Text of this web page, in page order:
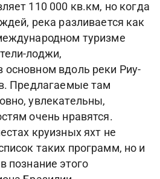
110 000 кв.км, но когда
река разливается как
туризме
лоджи,
основном вдоль реки Риу-
Предлагаемые там
увлекательны,
очень нравятся.
круизных яхт не
таких программ, но и
познание этого